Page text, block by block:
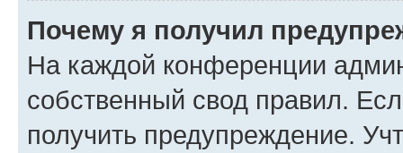
Почему я получил
На каждой конференции
собственный свод правил.
получить предупреждение.